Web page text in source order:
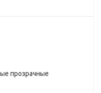
прозрачные